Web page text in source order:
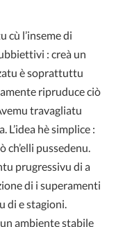
cù l’inseme di
: creà un
è soprattuttu
ripruduce ciò
travagliatu
L’idea hè simplice :
pussedenu.
prugressivu di a
di i superamenti
di e stagioni.
ambiente stabile